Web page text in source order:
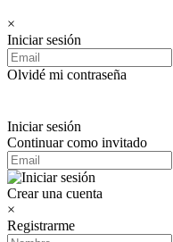
×
Iniciar sesión
Olvidé mi contraseña
Iniciar sesión
Continuar como invitado
Crear una cuenta
×
Registrarme